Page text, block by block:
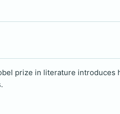
prize in literature introduces